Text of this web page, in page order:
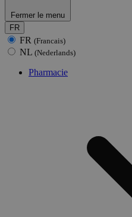
Fermer le menu
FR
FR (Francais)
NL (Nederlands)
Pharmacie